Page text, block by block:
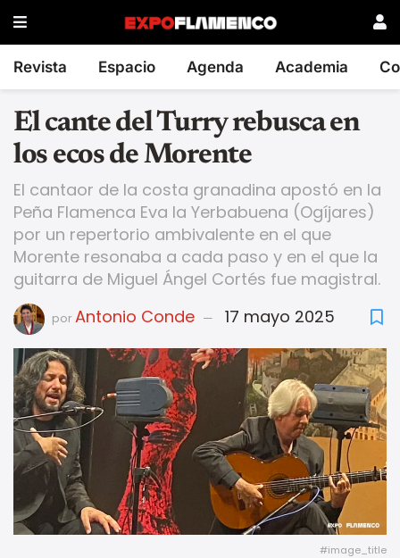
Revista Espacio Agenda Academia
El cante del Turry rebusca en
los ecos de Morente
El cantaor de la costa granadina apostó en la
Peña Flamenca Eva la Yerbabuena (Ogíjares)
por un repertorio ambivalente en el que
Morente resonaba a cada paso y en el que la
guitarra de Miguel Ángel Cortés fue magistral.
porAntonio Conde 17 mayo 2025
#image_title